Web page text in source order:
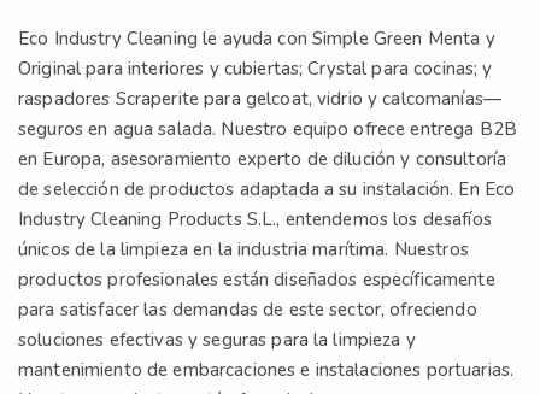
Eco Industry Cleaning le ayuda con Simple Green Menta y
Original para interiores y cubiertas; Crystal para cocinas; y
raspadores Scraperite para gelcoat, vidrio y calcomanías—
seguros en agua salada. Nuestro equipo ofrece entrega B2B
en Europa, asesoramiento experto de dilución y consultoría
de selección de productos adaptada a su instalación. En Eco
Industry Cleaning Products S.L., entendemos los desafíos
únicos de la limpieza en la industria marítima. Nuestros
productos profesionales están diseñados específicamente
para satisfacer las demandas de este sector, ofreciendo
soluciones efectivas y seguras para la limpieza y
mantenimiento de embarcaciones e instalaciones portuarias.